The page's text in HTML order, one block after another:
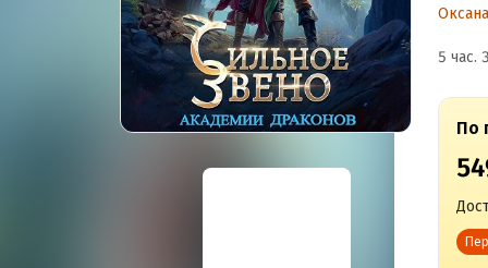
5 час.
По